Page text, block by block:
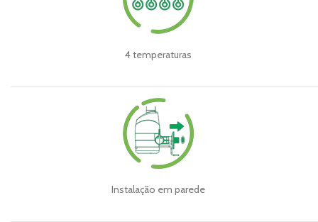
4 temperaturas
Instalação em parede